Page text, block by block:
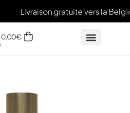
Livraison gratuite vers la
0,00€